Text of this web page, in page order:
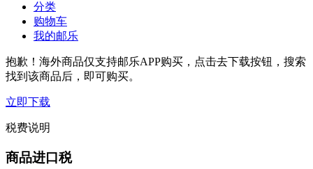
分类
购物车
我的邮乐
抱歉！海外商品仅支持邮乐APP购买，点击去下载按钮，搜索
找到该商品后，即可购买。
立即下载
税费说明
商品进口税